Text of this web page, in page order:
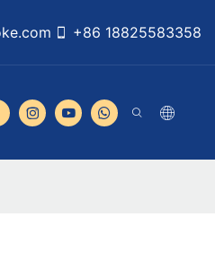
+86 18825583358